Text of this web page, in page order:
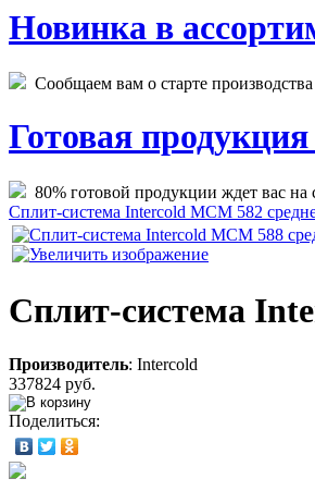
Новинка в
Сообщаем вам о старте
Готовая
80% готовой продукции ждет вас на
Сплит-система Intercold МСМ 582
Сплит-система
Производитель: Intercold
337824 руб.
Поделиться: